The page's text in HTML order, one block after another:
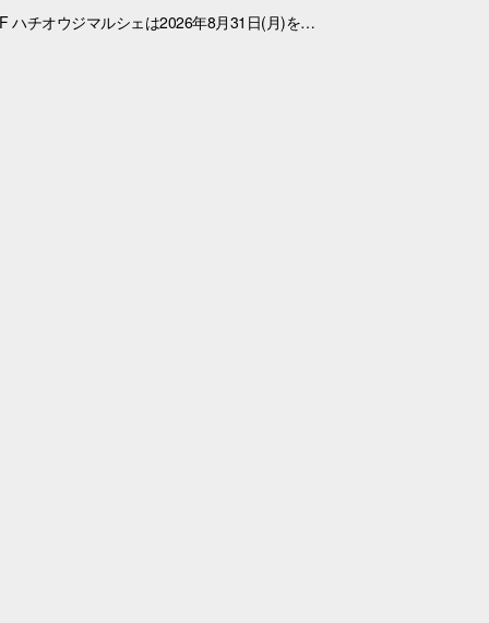
1F ハチオウジマルシェは2026年8月31日(月)をもちまして、営業を終了させていただきます。 これまでのご愛顧ありがとうございました。 また、1Fフロアにつきましては、今冬にリニューアルを予定しております。